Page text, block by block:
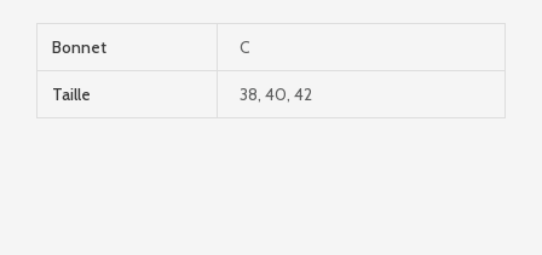
Bonnet C
Taille 38, 40, 42